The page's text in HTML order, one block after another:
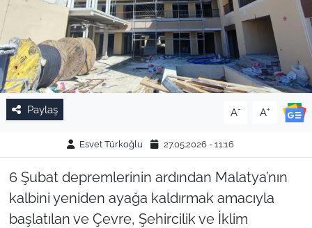
Paylaş A- A+
Esvet Türkoğlu 27.05.2026 - 11:16
6 Şubat depremlerinin ardından Malatya’nın
kalbini yeniden ayağa kaldırmak amacıyla
başlatılan ve Çevre, Şehircilik ve İklim